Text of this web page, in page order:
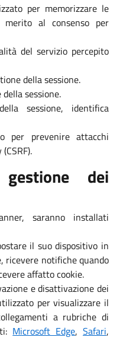
per memorizzare le
al consenso per
del servizio percepito
della sessione.
sessione.
sessione, identifica
per prevenire attacchi
dei
saranno installati
il suo dispositivo in
ricevere notifiche quando
affatto cookie.
e disattivazione dei
per visualizzare il
a rubriche di
Microsoft Edge,Safari,